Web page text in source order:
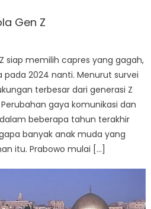
Gen Z
Z siap memilih capres yang gagah,
2024 nanti. Menurut survei
terbesar dari generasi Z
gaya komunikasi dan
beberapa tahun terakhir
banyak anak muda yang
itu. Prabowo mulai […]